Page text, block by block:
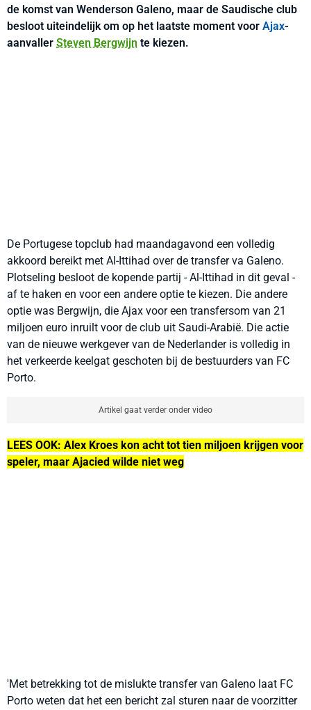
de komst van Wenderson Galeno, maar de Saudische club
besloot uiteindelijk om op het laatste moment voor Ajax-
aanvaller Steven Bergwijn te kiezen.
De Portugese topclub had maandagavond een volledig
akkoord bereikt met Al-Ittihad over de transfer va Galeno.
Plotseling besloot de kopende partij - Al-Ittihad in dit geval -
af te haken en voor een andere optie te kiezen. Die andere
optie was Bergwijn, die Ajax voor een transfersom van 21
miljoen euro inruilt voor de club uit Saudi-Arabië. Die actie
van de nieuwe werkgever van de Nederlander is volledig in
het verkeerde keelgat geschoten bij de bestuurders van FC
Porto.
Artikel gaat verder onder video
LEES OOK: Alex Kroes kon acht tot tien miljoen krijgen voor
speler, maar Ajacied wilde niet weg
'Met betrekking tot de mislukte transfer van Galeno laat FC
Porto weten dat het een bericht zal sturen naar de voorzitter